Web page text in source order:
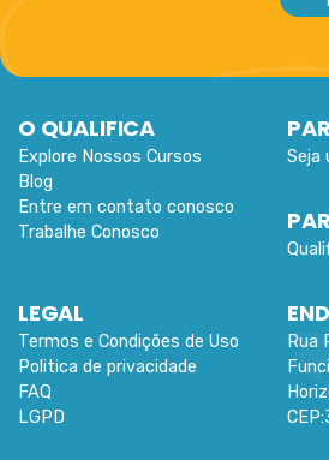
O QUALIFICA
Explore Nossos Cursos
Blog
Entre em contato conosco
Trabalhe Conosco
Seja
LEGAL
Termos e Condições de Uso
Politica de privacidade
FAQ
LGPD
Rua
CEP: